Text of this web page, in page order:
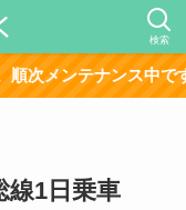
検索
ナンス中です。
線1日乗車